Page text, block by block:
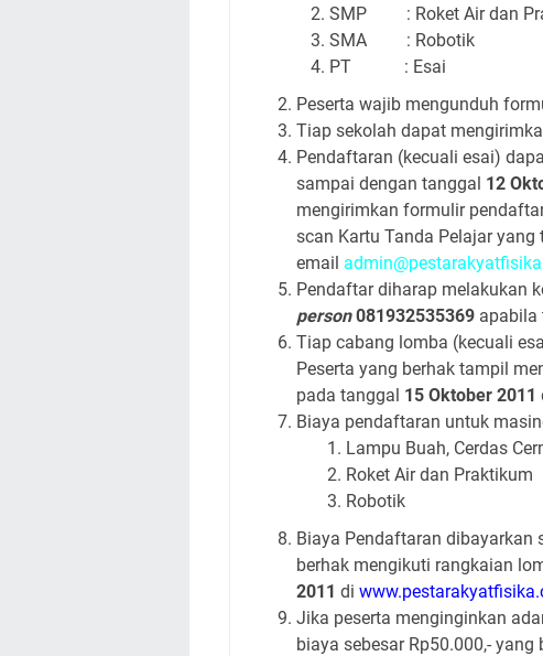
SMP : Roket Air dan
SMA : Robotik
PT : Esai
Peserta wajib mengunduh
Tiap sekolah dapat
Pendaftaran (kecuali esai)
sampai dengan tanggal 12
mengirimkan formulir
scan Kartu Tanda Pelajar
email
Pendaftar diharap melakukan
person081932535369 apabila
Tiap cabang lomba (kecuali
Peserta yang berhak tampil
pada tanggal 15 Oktober 2011
Biaya pendaftaran untuk
Lampu Buah, Cerdas
Roket Air dan
Robotik :
Biaya Pendaftaran
berhak mengikuti rangkaian
2011 di
Jika peserta menginginkan
biaya sebesar Rp50.000,-